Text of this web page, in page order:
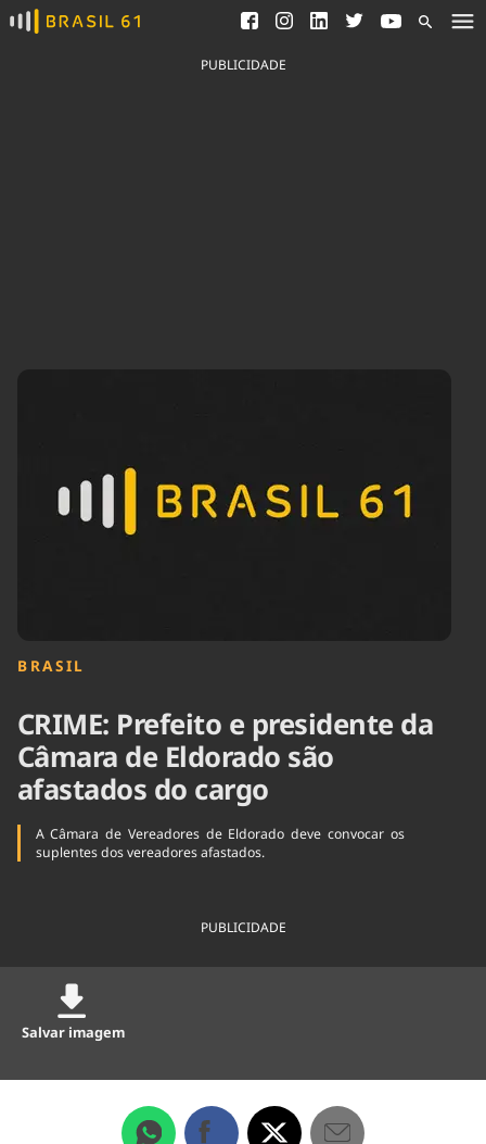
Ver todas as notícias
Saneamento
Indicadores
Tecnologia
Cinema
Infraestrutura
Internacional
PUBLICIDADE
BRASIL
CRIME: Prefeito e presidente da
Câmara de Eldorado são
afastados do cargo
A Câmara de Vereadores de Eldorado deve convocar os
suplentes dos vereadores afastados.
PUBLICIDADE
Salvar imagem